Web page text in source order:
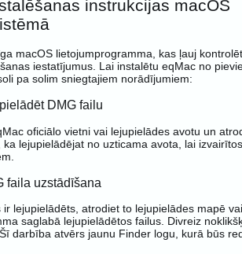
instrukcijas macOS
macOS lietojumprogramma, kas ļauj
iestatījumus. Lai instalētu eqMac no
pa solim sniegtajiem norādījumiem:
DMG failu
oficiālo vietni vai lejupielādes avotu un
ka lejupielādējat no uzticama avota, lai
faila uzstādīšana
ir lejupielādēts, atrodiet to lejupielādes mapē
saglabā lejupielādētos failus. Divreiz
darbība atvērs jaunu Finder logu, kurā būs